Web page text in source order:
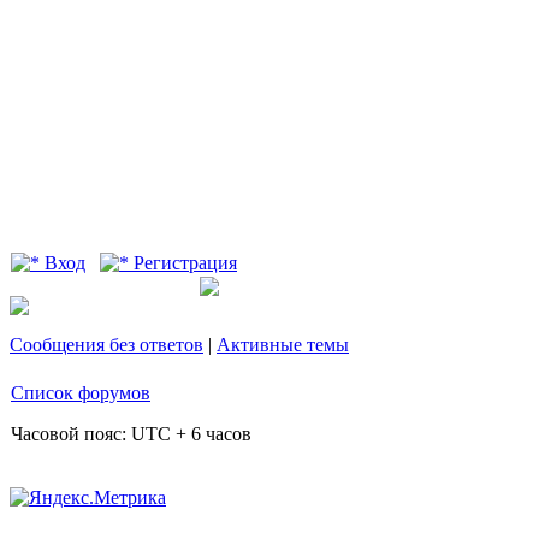
Вход Регистрация
Сообщения без ответов | Активные темы
Список форумов
Часовой пояс: UTC + 6 часов